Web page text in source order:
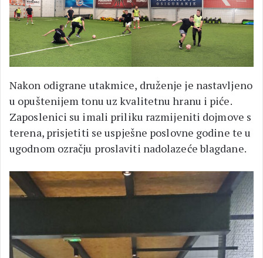
Nakon odigrane utakmice, druženje je nastavljeno
u opuštenijem tonu uz kvalitetnu hranu i piće.
Zaposlenici su imali priliku razmijeniti dojmove s
terena, prisjetiti se uspješne poslovne godine te u
ugodnom ozračju proslaviti nadolazeće blagdane.